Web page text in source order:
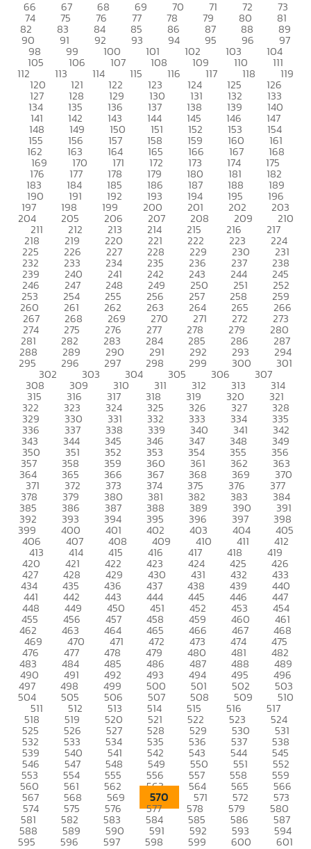
66 67 68 69 70 71 72 73
74 75 76 77 78 79 80 81
82 83 84 85 86 87 88 89
90 91 92 93 94 95 96 97
98 99 100 101 102 103 104
105 106 107 108 109 110 111
112 113 114 115 116 117 118 119
120 121 122 123 124 125 126
127 128 129 130 131 132 133
134 135 136 137 138 139 140
141 142 143 144 145 146 147
148 149 150 151 152 153 154
155 156 157 158 159 160 161
162 163 164 165 166 167 168
169 170 171 172 173 174 175
176 177 178 179 180 181 182
183 184 185 186 187 188 189
190 191 192 193 194 195 196
197 198 199 200 201 202 203
204 205 206 207 208 209 210
211 212 213 214 215 216 217
218 219 220 221 222 223 224
225 226 227 228 229 230 231
232 233 234 235 236 237 238
239 240 241 242 243 244 245
246 247 248 249 250 251 252
253 254 255 256 257 258 259
260 261 262 263 264 265 266
267 268 269 270 271 272 273
274 275 276 277 278 279 280
281 282 283 284 285 286 287
288 289 290 291 292 293 294
295 296 297 298 299 300 301
302 303 304 305 306 307
308 309 310 311 312 313 314
315 316 317 318 319 320 321
322 323 324 325 326 327 328
329 330 331 332 333 334 335
336 337 338 339 340 341 342
343 344 345 346 347 348 349
350 351 352 353 354 355 356
357 358 359 360 361 362 363
364 365 366 367 368 369 370
371 372 373 374 375 376 377
378 379 380 381 382 383 384
385 386 387 388 389 390 391
392 393 394 395 396 397 398
399 400 401 402 403 404 405
406 407 408 409 410 411 412
413 414 415 416 417 418 419
420 421 422 423 424 425 426
427 428 429 430 431 432 433
434 435 436 437 438 439 440
441 442 443 444 445 446 447
448 449 450 451 452 453 454
455 456 457 458 459 460 461
462 463 464 465 466 467 468
469 470 471 472 473 474 475
476 477 478 479 480 481 482
483 484 485 486 487 488 489
490 491 492 493 494 495 496
497 498 499 500 501 502 503
504 505 506 507 508 509 510
511 512 513 514 515 516 517
518 519 520 521 522 523 524
525 526 527 528 529 530 531
532 533 534 535 536 537 538
539 540 541 542 543 544 545
546 547 548 549 550 551 552
553 554 555 556 557 558 559
560 561 562 563 564 565 566
567 568 569 570 571 572 573
574 575 576 577 578 579 580
581 582 583 584 585 586 587
588 589 590 591 592 593 594
595 596 597 598 599 600 601